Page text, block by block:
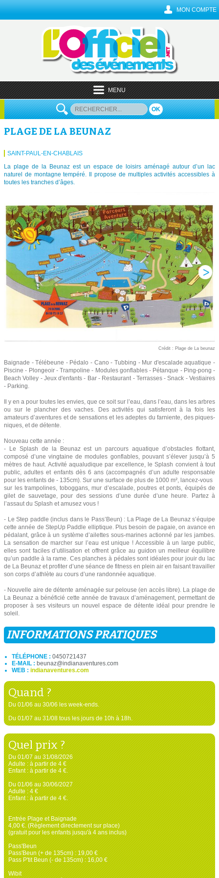
MON COMPTE
MENU
OK
PLAGE DE LA BEUNAZ
SAINT-PAUL-EN-CHABLAIS
La plage de la Beunaz est un espace de loisirs aménagé autour d’un lac
naturel de montagne tempéré. Il propose de multiples activités accessibles à
toutes les tranches d’âges.
Crédit : Plage de La beunaz
Baignade - Télébeune - Pédalo - Cano - Tubbing - Mur d'escalade aquatique -
Piscine - Plongeoir - Trampoline - Modules gonflables - Pétanque - Ping-pong -
Beach Volley - Jeux d'enfants - Bar - Restaurant - Terrasses - Snack - Vestiaires
- Parking.
Il y en a pour toutes les envies, que ce soit sur l’eau, dans l’eau, dans les arbres
ou sur le plancher des vaches. Des activités qui satisferont à la fois les
amateurs d’aventures et de sensations et les adeptes du farniente, des piques-
niques, et de détente.
Nouveau cette année :
- Le Splash de la Beunaz est un parcours aquatique d’obstacles flottant,
composé d’une vingtaine de modules gonflables, pouvant s’élever jusqu’à 5
mètres de haut. Activité aqualudique par excellence, le Splash convient à tout
public, adultes et enfants dès 6 ans (accompagnés d’un adulte responsable
pour les enfants de - 135cm). Sur une surface de plus de 1000 m², lancez-vous
sur les trampolines, toboggans, mur d’escalade, poutres et ponts, équipés de
gilet de sauvetage, pour des sessions d’une durée d’une heure. Partez à
l’assaut du Splash et amusez vous !
- Le Step paddle (inclus dans le Pass’Beun) : La Plage de La Beunaz s’équipe
cette année de StepUp Paddle elliptique. Plus besoin de pagaie, on avance en
pédalant, grâce à un système d’ailettes sous-marines actionné par les jambes.
La sensation de marcher sur l’eau est unique ! Accessible à un large public,
elles sont faciles d’utilisation et offrent grâce au guidon un meilleur équilibre
qu’un paddle à la rame. Ces planches à pédales sont idéales pour jouir du lac
de La Beunaz et profiter d’une séance de fitness en plein air en faisant travailler
son corps d’athlète au cours d’une randonnée aquatique.
- Nouvelle aire de détente aménagée sur pelouse (en accès libre). La plage de
La Beunaz a bénéficié cette année de travaux d’aménagement, permettant de
proposer à ses visiteurs un nouvel espace de détente idéal pour prendre le
soleil.
INFORMATIONS PRATIQUES
TÉLÉPHONE : 0450721437
E-MAIL : beunaz@indianaventures.com
WEB : indianaventures.com
Quand ?
Du 01/06 au 30/06 les week-ends.
Du 01/07 au 31/08 tous les jours de 10h à 18h.
Quel prix ?
Du 01/07 au 31/08/2026
Adulte : à partir de 4 €
Enfant : à partir de 4 €.
Du 01/06 au 30/06/2027
Adulte : 4 €
Enfant : à partir de 4 €.
Entrée Plage et Baignade
4,00 €. (Règlement directement sur place)
(gratuit pour les enfants jusqu'à 4 ans inclus)
Pass'Beun
Pass'Beun (+ de 135cm) : 19,00 €
Pass P'tit Beun (- de 135cm) : 16,00 €
Wibit